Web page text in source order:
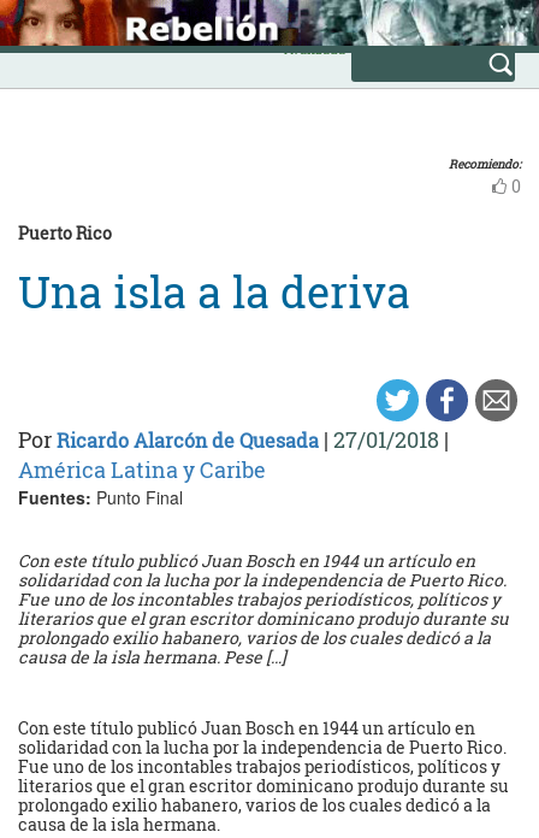
Skip
to
content
INICIO
Avanzada
Recomiendo:
0
Puerto Rico
Una isla a la deriva
PorRicardo Alarcón de Quesada | 27/01/2018 |
América Latina y Caribe
Fuentes: Punto Final
Con este título publicó Juan Bosch en 1944 un artículo en
solidaridad con la lucha por la independencia de Puerto Rico.
Fue uno de los incontables trabajos periodísticos, políticos y
literarios que el gran escritor dominicano produjo durante su
prolongado exilio habanero, varios de los cuales dedicó a la
causa de la isla hermana. Pese […]
Con este título publicó Juan Bosch en 1944 un artículo en
solidaridad con la lucha por la independencia de Puerto Rico.
Fue uno de los incontables trabajos periodísticos, políticos y
literarios que el gran escritor dominicano produjo durante su
prolongado exilio habanero, varios de los cuales dedicó a la
causa de la isla hermana.